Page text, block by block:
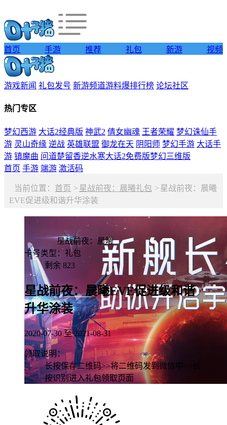
首页 手游 推荐 礼包 新游 视频
游戏新闻 礼包发号 新游频道游料爆排行榜 论坛社区
热门专区
梦幻西游 大话2经典版 神武2 倩女幽魂 王者荣耀 梦幻诛仙手
游 灵山奇缘 逆战 英雄联盟 御龙在天 阴阳师 梦幻手游 大话手
游 镇魔曲 问道楚留香逆水寒大话2免费版梦幻三维版
首页 手游 端游 激活码
当前位置： 首页 > 星战前夜：晨曦礼包 > 星战前夜：晨曦
EVE促进级和谐升华涂装
星战前夜：晨曦
游客领取
卡号类型：礼包
剩余 823
星战前夜：晨曦EVE促进级和谐
升华涂装
2020-07-30 至 2021-08-31
领取说明：
长按保存二维码>>将二维码发到微信中>>长
按识别进入礼包领取页面